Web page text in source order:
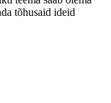
tõhusaid ideid